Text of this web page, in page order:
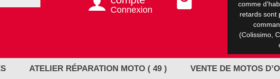
Connexion
comme
retards sont
(Colissimo,
ATELIER RÉPARATION MOTO ( 49 ) VENTE DE MOTOS